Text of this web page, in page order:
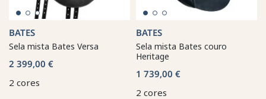
BATES
Sela mista Bates Versa
2 399,00 €
2 cores
BATES
Sela mista Bates couro
Heritage
1 739,00 €
2 cores